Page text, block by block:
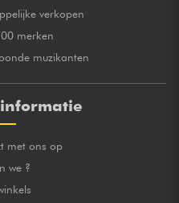
verkopen
merken
muzikanten
met ons op
we ?